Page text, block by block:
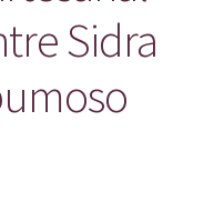
Sidra